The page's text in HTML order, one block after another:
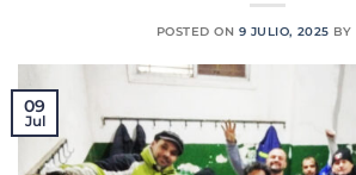
POSTED ON 9 JULIO, 2025 BY
09
Jul